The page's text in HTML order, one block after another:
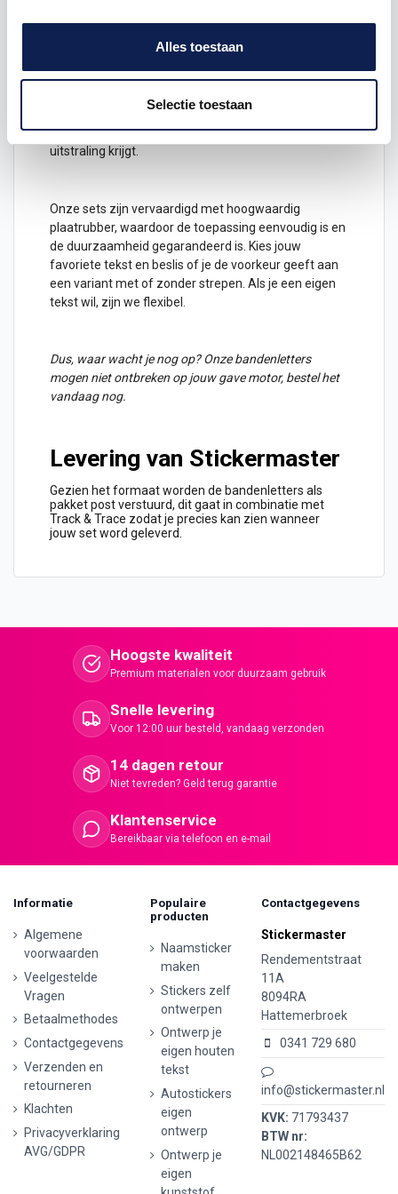
Alles toestaan
Selectie toestaan
Ontketen de ware persoonlijkheid van je motor met
is zorgvuldig vervaardigd met een perfecte pasvorm
ontwerpendie perfect op jouw banden
passen, waardoor je motor een frisse, opvallende
uitstraling krijgt.
Onze sets zijn vervaardigd met hoogwaardig
plaatrubber, waardoor de toepassing eenvoudig is en
de duurzaamheid gegarandeerd is. Kies jouw
favoriete teksten beslis of je de voorkeur geeft aan
een variant met of zonder strepen. Als je een eigen
tekst wil, zijn we flexibel.
Dus, waar wacht je nog op? Onze bandenletters
mogen niet ontbreken op jouw gave motor, bestel het
vandaag nog.
Levering van Stickermaster
Gezien het formaat worden de bandenletters als
pakket post verstuurd, dit gaat in combinatie met
Track & Trace zodat je precies kan zien wanneer
jouw set word geleverd.
Hoogste kwaliteit
Premium materialen voor duurzaam gebruik
Snelle levering
Voor 12:00 uur besteld, vandaag verzonden
14 dagen retour
Niet tevreden? Geld terug garantie
Klantenservice
Bereikbaar via telefoon en e-mail
Informatie
Algemene
voorwaarden
Veelgestelde
Vragen
Betaalmethodes
Contactgegevens
Verzenden en
retourneren
Klachten
Privacyverklaring
AVG/GDPR
Populaire
producten
Naamsticker
maken
Stickers zelf
ontwerpen
Ontwerp je
eigen houten
tekst
Autostickers
eigen
ontwerp
Ontwerp je
eigen
Contactgegevens
Stickermaster
Rendementstraat
11A
8094RA
Hattemerbroek
0341 729 680
info@stickermaster.nl
KVK: 71793437
BTW nr:
NL002148465B62